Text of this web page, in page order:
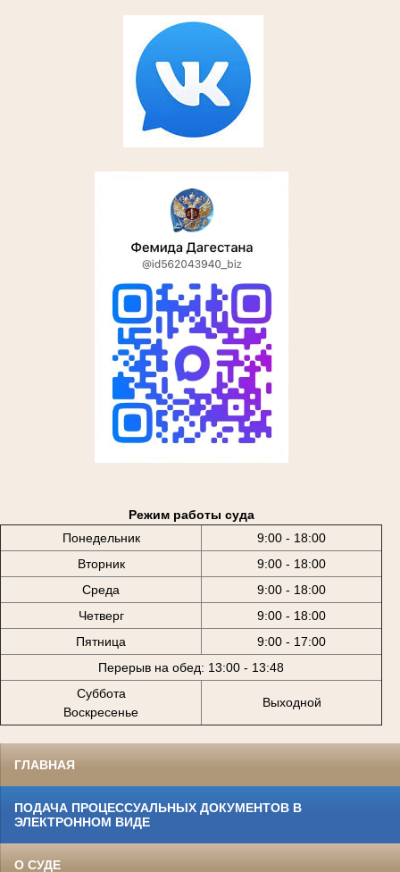
Режим работы суда
Понедельник
9:00 - 18:00
Вторник
9:00 - 18:00
Среда
9:00 - 18:00
Четверг
9:00 - 18:00
Пятница
9:00 - 17:00
Перерыв на обед: 13:00 - 13:48
Суббота
Воскресенье
Выходной
ГЛАВНАЯ
ПОДАЧА ПРОЦЕССУАЛЬНЫХ ДОКУМЕНТОВ В
ЭЛЕКТРОННОМ ВИДЕ
О СУДЕ